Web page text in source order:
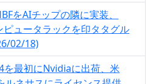
をAIチップの隣に実装、
ュータラックを印タタグル
02/18)
最初にNvidiaに出荷、米